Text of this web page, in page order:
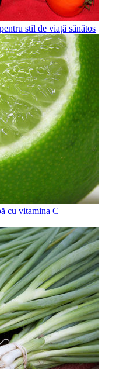
stil de viață sănătos
cu vitamina C